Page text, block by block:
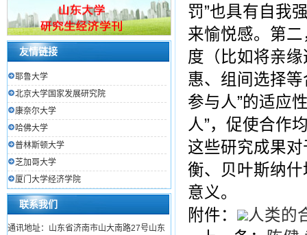
友情链接
耶鲁大学
北京大学国家发展研究院
康奈尔大学
哈佛大学
普林斯顿大学
芝加哥大学
厦门大学经济学院
联系我们
通讯地址：山东省济南市山大南路27号山东
罚”也具有自我
来愉悦感。第
度（比如将亲
惠、组间选择
参与人”的适应
人”，促使合作
这些研究成果
衡、贝叶斯纳
意义。
附件：
人类的